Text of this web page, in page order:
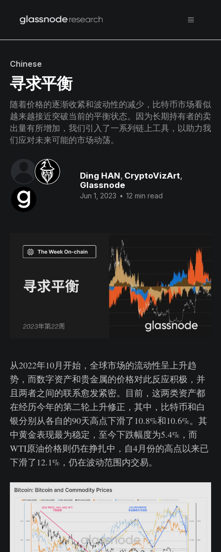
Chinese
寻求平衡
随着价格的逐渐收紧和波动性的减少，比特币市场看似
越来越接近突破当前的平衡状态。因为长期持有者的卖
出量有所增加，我们引入了一系列链上工具，以助力我
们应对未来可能的市场动荡。
Ding HAN, CryptoVizArt,
Glassnode
Jun 1, 2023 • 12 min read
从2022年10月开始，全球市场的流动性呈上升趋
势，而数字资产和贵金属的价格对此反应积极，并
且两者之间的联系愈发紧密。目前，这两类资产都
在经历今年的第二轮上升修正，其中，比特币和白
银分别从各自的90天高点下滑了10.8%和10.6%。其
中黄金表现最为稳定，至今下跌幅度为5.4%，而
WTI原油价格则仍在挣扎中，自4月份的高点以来已
下滑了12.1%，仍在波动范围内交易。